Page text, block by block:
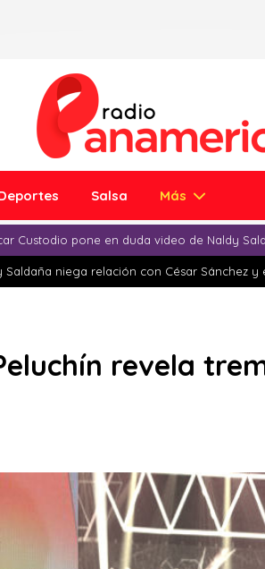
Salsa Más
Custodio pone en duda video de Naldy
Saldaña niega relación con César Sánchez y
revela